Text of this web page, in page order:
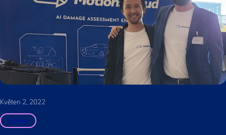
Květen 2, 2022
Zprávy